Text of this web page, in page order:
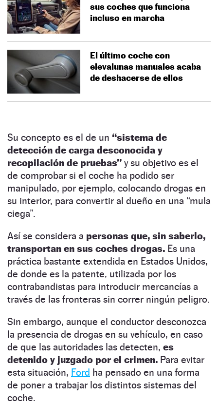
sus coches que funciona
incluso en marcha
El último coche con
elevalunas manuales acaba
de deshacerse de ellos
Su concepto es el de un “sistema de
detección de carga desconocida y
recopilación de pruebas” y su objetivo es el
de comprobar si el coche ha podido ser
manipulado, por ejemplo, colocando drogas en
su interior, para convertir al dueño en una “mula
ciega”.
Así se considera a personas que, sin saberlo,
transportan en sus coches drogas. Es una
práctica bastante extendida en Estados Unidos,
de donde es la patente, utilizada por los
contrabandistas para introducir mercancías a
través de las fronteras sin correr ningún peligro.
Sin embargo, aunque el conductor desconozca
la presencia de drogas en su vehículo, en caso
de que las autoridades las detecten, es
detenido y juzgado por el crimen. Para evitar
esta situación, Ford ha pensado en una forma
de poner a trabajar los distintos sistemas del
coche.